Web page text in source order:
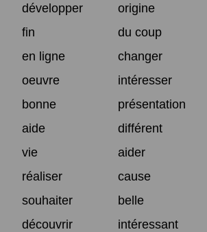
développer
origine
fin
du coup
en ligne
changer
oeuvre
intéresser
bonne
présentation
aide
différent
vie
aider
réaliser
cause
souhaiter
belle
découvrir
intéressant